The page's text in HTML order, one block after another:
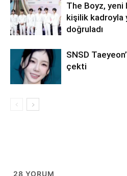
The Boyz,
kişilik kadroyla
doğruladı
SNSD
çekti
28 YORUM